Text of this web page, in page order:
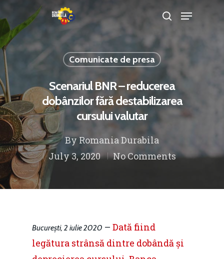
Hit enter to search or ESC to close
Comunicate de presa
Scenariul BNR – reducerea
dobânzilor fără destabilizarea
cursului valutar
ByRomania Durabila
July 3, 2020
No Comments
București, 2 iulie 2020 – Dată fiind
legătura strânsă dintre dobândă și